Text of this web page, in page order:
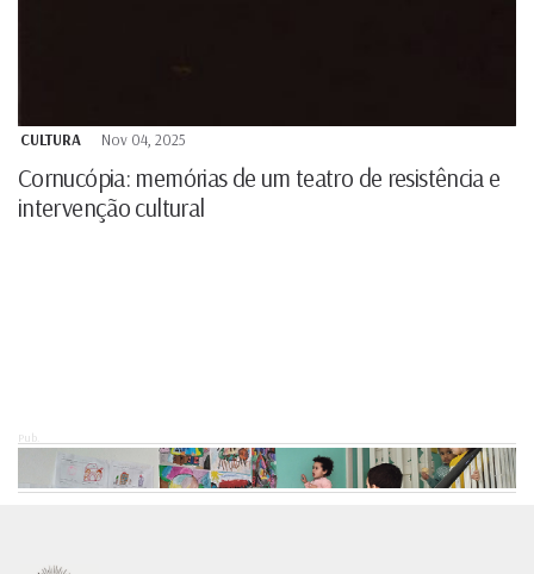
CULTURA Nov 04, 2025
Cornucópia: memórias de um teatro de resistência e
intervenção cultural
Pub.